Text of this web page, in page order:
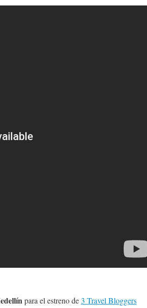
para el estreno de3 Travel Bloggers